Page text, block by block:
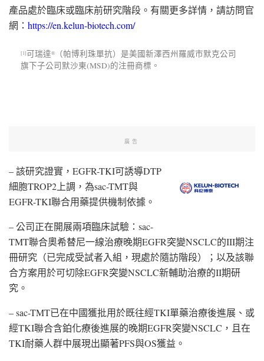
產品處於臨床或臨床前研究階段。有關更多詳情，請訪問官
網： https://en.kelun-biotech.com/
[1]可瑞達®
（帕博利珠單抗）是美國新澤西州羅威市默克公司
旗下子公司默沙東(MSD)的注冊商標。
廣告
– 該研究證實，EGFR-TKI可誘導DTP
細胞TROP2上調，為sac-TMT與
EGFR-TKI聯合用藥提供機制依據。
– 公司正在開展兩項臨床試驗：sac-
TMT聯合奧希替尼一線治療晚期EGFR突變NSCLC的III期注
冊研究（已完成受試者入組，現處於隨訪階段）；以及該聯
合方案用於可切除EGFR突變NSCLC新輔助治療的II期研
究。
– sac-TMT已在中國獲批用於既往經TKI單藥治療後進展、或
經TKI聯合含鉑化療後進展的晚期EGFR突變NSCLC，且在
TKI耐藥人群中展現出顯著PFS與OS獲益。